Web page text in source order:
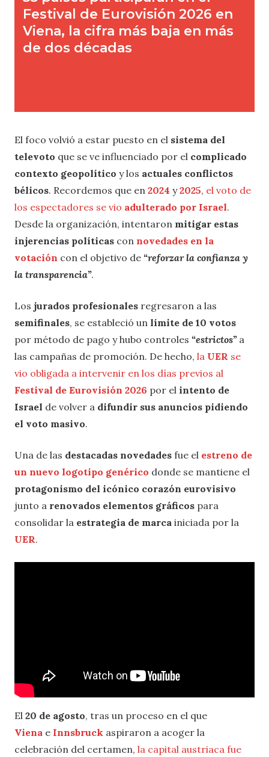
El foco volvió a estar puesto en el sistema del
televoto que se ve influenciado por el complicado
contexto geopolítico y los actuales conflictos
bélicos. Recordemos que en 2024 y2025, el voto de
los espectadores se vio adulterado por Israel.
Desde la organización, intentaron mitigar estas
injerencias políticas con novedades en la
votación con el objetivo de “reforzar la confianza y
la transparencia”.
Los jurados profesionales regresaron a las
semifinales, se estableció un límite de 10 votos
por método de pago y hubo controles “estrictos” a
las campañas de promoción. De hecho, la UER se
vio obligada a intervenir en los días previos al
Festival de Eurovisión 2026 por el intento de
Israel de volver a difundir sus anuncios pidiendo
el voto masivo.
Una de las destacadas novedades fue el estreno de
un nuevo logotipo genérico donde se mantiene el
protagonismo del icónico corazón eurovisivo
junto a renovados elementos gráficos para
consolidar la estrategia de marca iniciada por la
UER.
El 20 de agosto, tras un proceso en el que
Viena e Innsbruck aspiraron a acoger la
celebración del certamen, la capital austriaca fue